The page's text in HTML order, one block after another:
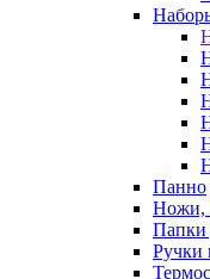
Панно
Ножи,
Папки
Ручки